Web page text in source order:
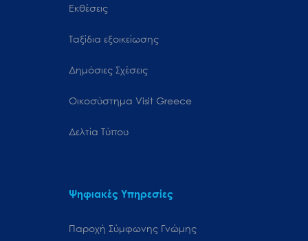
Εκθέσεις
Ταξίδια εξοικείωσης
Δημόσιες Σχέσεις
Oικοσύστημα Visit Greece
Δελτία Τύπου
Ψηφιακές Υπηρεσίες
Παροχή Σύμφωνης Γνώμης